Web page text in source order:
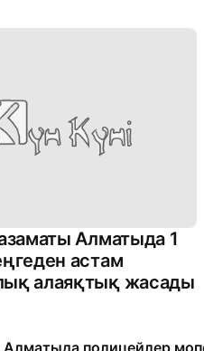
Алматыда 1
астам
алаяқтық жасады
Алматыда полицейлер